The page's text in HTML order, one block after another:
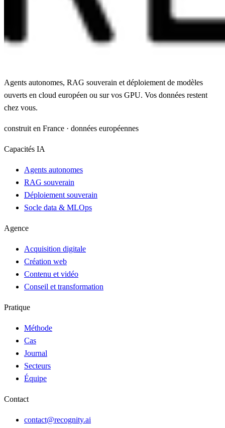
Agents autonomes, RAG souverain et déploiement de modèles
ouverts en cloud européen ou sur vos GPU. Vos données restent
chez vous.
construit en France · données européennes
Capacités IA
Agents autonomes
RAG souverain
Déploiement souverain
Socle data & MLOps
Agence
Acquisition digitale
Création web
Contenu et vidéo
Conseil et transformation
Pratique
Méthode
Cas
Journal
Secteurs
Équipe
Contact
contact@recognity.ai